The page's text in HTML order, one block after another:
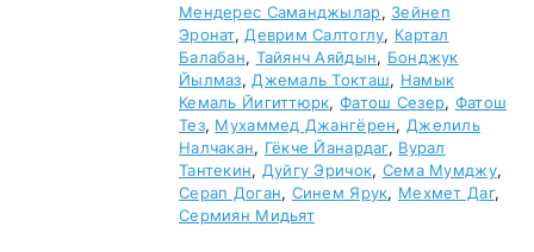
Мендерес Саманджылар, Зейнеп
Эронат, Деврим Салтоглу, Картал
Балабан, Тайянч Аяйдын, Бонджук
Йылмаз, Джемаль Токташ, Намык
Кемаль Йигиттюрк,Фатош Сезер, Фатош
Тез, Мухаммед Джангёрен, Джелиль
Налчакан, Гёкче Йанардаг, Вурал
Тантекин, Дуйгу Эричок, Сема Мумджу,
Серап Доган, Синем Ярук, Мехмет Даг,
Сермиян Мидьят